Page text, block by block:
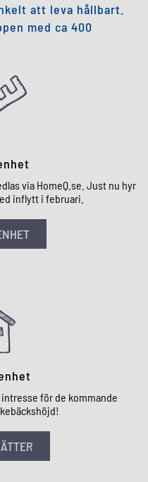
att leva hållbart.
med ca 400
via HomeQ.se. Just nu hyr
inflytt i februari.
för de kommande